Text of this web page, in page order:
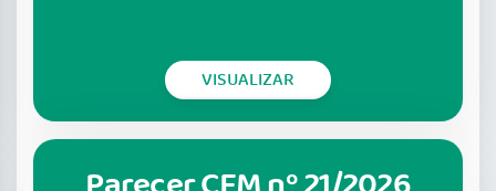
VISUALIZAR